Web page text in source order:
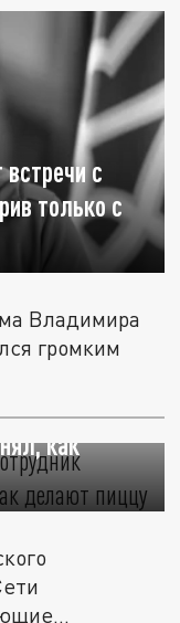
с
только с
Владимира
громким
сотрудник
как